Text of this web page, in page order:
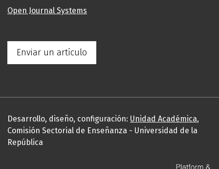
Open Journal Systems
Enviar un artículo
Desarrollo, diseño, configuración: Unidad Académica,
Comisión Sectorial de Enseñanza - Universidad de la
República